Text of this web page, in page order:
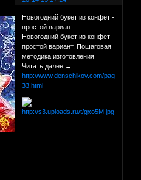
Новогодний букет из конфет -
простой вариант
Новогодний букет из конфет -
простой вариант. Пошаговая
методика изготовления
Читать далее →
http://www.denschikov.com/page-
33.html